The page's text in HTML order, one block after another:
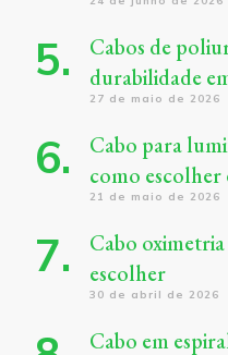
Cabos de
durabilidade
27 de maio de 2026
Cabo para
como
21 de maio de 2026
Cabo
escolher
30 de abril de 2026
Cabo em